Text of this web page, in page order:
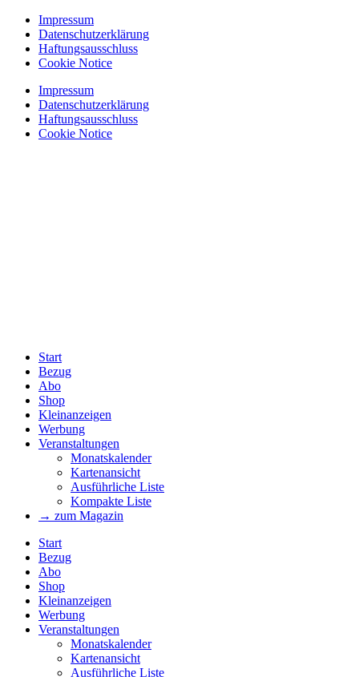
Zum
Inhalt
springen
Impressum
Datenschutzerklärung
Haftungsausschluss
Cookie Notice
Impressum
Datenschutzerklärung
Haftungsausschluss
Cookie Notice
Start
Bezug
Abo
Shop
Kleinanzeigen
Werbung
Veranstaltungen
Monatskalender
Kartenansicht
Ausführliche Liste
Kompakte Liste
→ zum Magazin
Start
Bezug
Abo
Shop
Kleinanzeigen
Werbung
Veranstaltungen
Monatskalender
Kartenansicht
Ausführliche Liste